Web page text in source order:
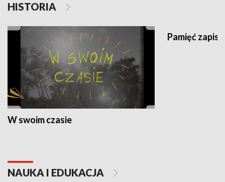
HISTORIA
W swoim czasie
Pamięć
NAUKA I EDUKACJA